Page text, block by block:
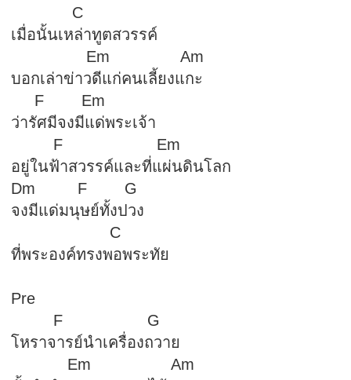
C
เมื่อนั้นเหล่าทูตสวรรค์
Em Am
บอกเล่าข่าวดีแก่คนเลี้ยงแกะ
F Em
ว่ารัศมีจงมีแด่พระเจ้า
F Em
อยู่ในฟ้าสวรรค์และที่แผ่นดินโลก
Dm F G
จงมีแด่มนุษย์ทั้งปวง
C
ที่พระองค์ทรงพอพระทัย
Pre
F G
โหราจารย์นำเครื่องถวาย
Em Am